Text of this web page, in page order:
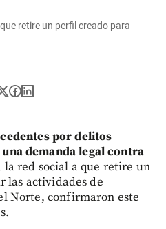
retire un perfil creado para
por delitos
demanda legal contra
red social a que retire un
las actividades de
Norte, confirmaron este